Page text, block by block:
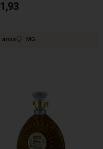
anos MG